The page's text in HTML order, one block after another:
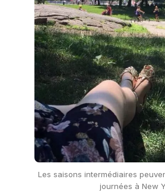
Les saisons intermédiaires
journées à New